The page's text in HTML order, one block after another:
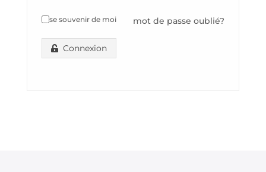
se souvenir de moi mot de passe oublié?
Connexion